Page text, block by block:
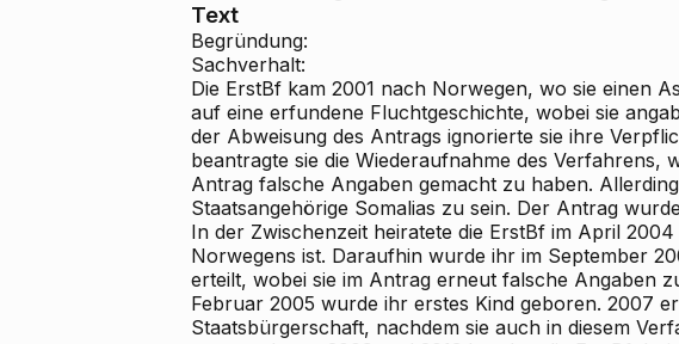
Text
Begründung:
Sachverhalt:
Die ErstBf kam 2001 nach Norwegen, wo sie einen
auf eine erfundene Fluchtgeschichte, wobei sie
der Abweisung des Antrags ignorierte sie ihre
beantragte sie die Wiederaufnahme des Verfahrens,
Antrag falsche Angaben gemacht zu haben.
Staatsangehörige Somalias zu sein. Der Antrag
In der Zwischenzeit heiratete die ErstBf im April
Norwegens ist. Daraufhin wurde ihr im September
erteilt, wobei sie im Antrag erneut falsche Angaben
Februar 2005 wurde ihr erstes Kind geboren. 2007
Staatsbürgerschaft, nachdem sie auch in diesem